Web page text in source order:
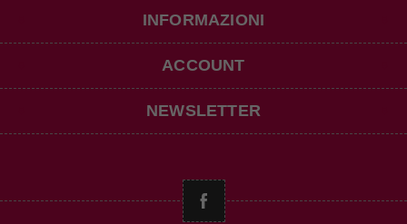
INFORMAZIONI
ACCOUNT
NEWSLETTER